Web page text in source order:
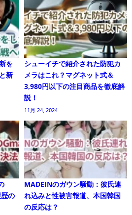
を
新
シューイチで紹介された防犯カ
メラはこれ？マグネット式＆
3,980円以下の注目商品を徹底解
説！
11月 24, 2024
の
MADEINのガウン騒動：彼氏連
れ込みと性被害報道、本国韓国
の反応は？